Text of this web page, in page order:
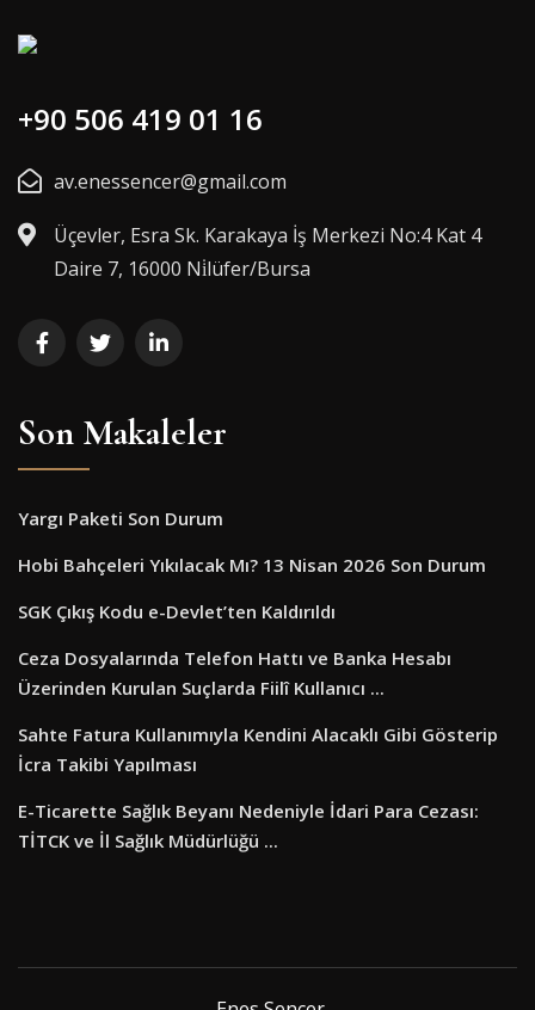
+90 506 419 01 16
av.enessencer@gmail.com
Üçevler, Esra Sk. Karakaya İş Merkezi No:4 Kat 4
Daire 7, 16000 Ni̇lüfer/Bursa
Son Makaleler
Yargı Paketi Son Durum
Hobi Bahçeleri Yıkılacak Mı? 13 Nisan 2026 Son Durum
SGK Çıkış Kodu e-Devlet’ten Kaldırıldı
Ceza Dosyalarında Telefon Hattı ve Banka Hesabı
Üzerinden Kurulan Suçlarda Fiilî Kullanıcı ...
Sahte Fatura Kullanımıyla Kendini Alacaklı Gibi Gösterip
İcra Takibi Yapılması
E-Ticarette Sağlık Beyanı Nedeniyle İdari Para Cezası:
TİTCK ve İl Sağlık Müdürlüğü ...